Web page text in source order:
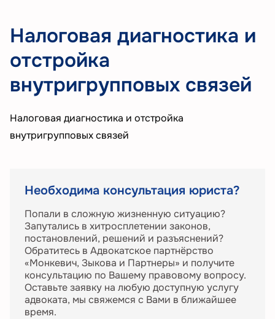
Налоговая диагностика и
отстройка
внутригрупповых связей
Налоговая диагностика и отстройка
внутригрупповых связей
Необходима консультация юриста?
Попали в сложную жизненную ситуацию?
Запутались в хитросплетении законов,
постановлений, решений и разъяснений?
Обратитесь в Адвокатское партнёрство
«Монкевич, Зыкова и Партнеры» и получите
консультацию по Вашему правовому вопросу.
Оставьте заявку на любую доступную услугу
адвоката, мы свяжемся с Вами в ближайшее
время.